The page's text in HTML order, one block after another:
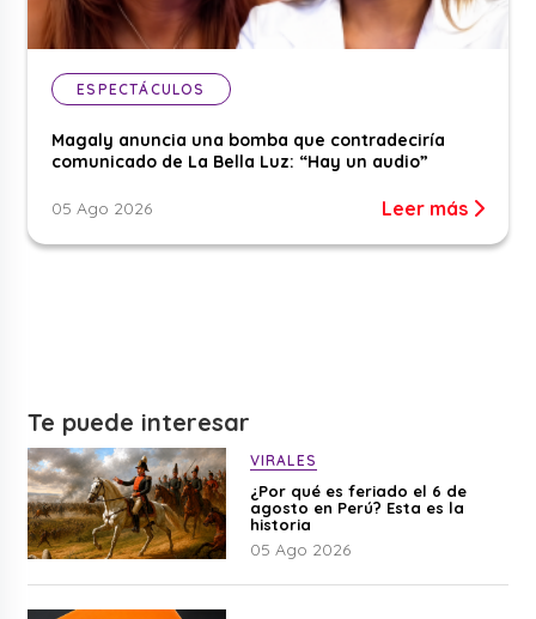
ESPECTÁCULOS
Magaly anuncia una bomba que contradeciría
comunicado de La Bella Luz: “Hay un audio”
05 Ago 2026 Leer más
Te puede interesar
VIRALES
¿Por qué es feriado el 6 de
agosto en Perú? Esta es la
historia
05 Ago 2026